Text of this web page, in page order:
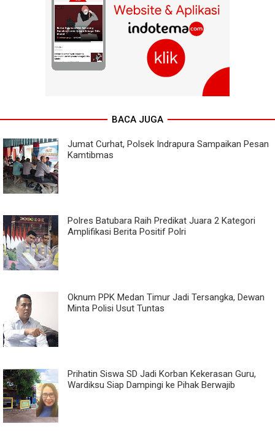
BACA JUGA
Jumat Curhat, Polsek Indrapura Sampaikan Pesan
Kamtibmas
Polres Batubara Raih Predikat Juara 2 Kategori
Amplifikasi Berita Positif Polri
Oknum PPK Medan Timur Jadi Tersangka, Dewan
Minta Polisi Usut Tuntas
Prihatin Siswa SD Jadi Korban Kekerasan Guru,
Wardiksu Siap Dampingi ke Pihak Berwajib